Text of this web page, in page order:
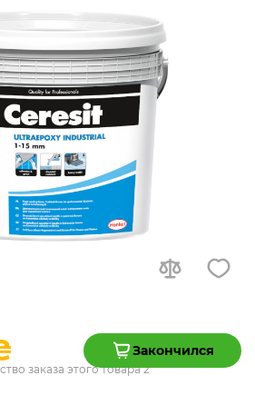
Закончился
заказа этого товара 2